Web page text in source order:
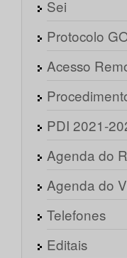
Sei
Protocolo
Acesso
PDI 2021-
Agenda do
Agenda do
Telefones
Editais